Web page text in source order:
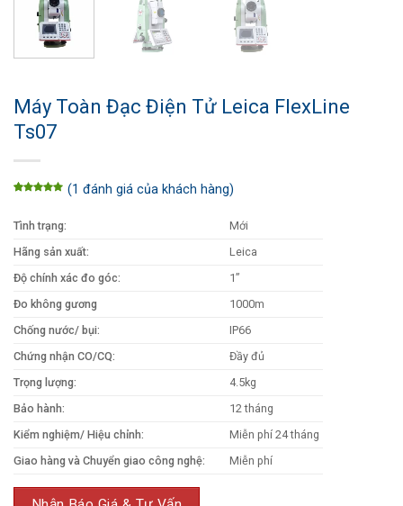
Máy Toàn Đạc Điện Tử Leica FlexLine
Ts07
đánh giá
(1 đánh giá của khách hàng)
Tình trạng:
Mới
Hãng sản xuất:
Leica
Độ chính xác đo góc:
1”
Đo không gương
1000m
Chống nước/ bụi:
IP66
Chứng nhận CO/CQ:
Đầy đủ
Trọng lượng:
4.5kg
Bảo hành:
12 tháng
Kiểm nghiệm/ Hiệu chỉnh:
Miễn phí 24 tháng
Giao hàng và Chuyển giao công nghệ:
Miễn phí